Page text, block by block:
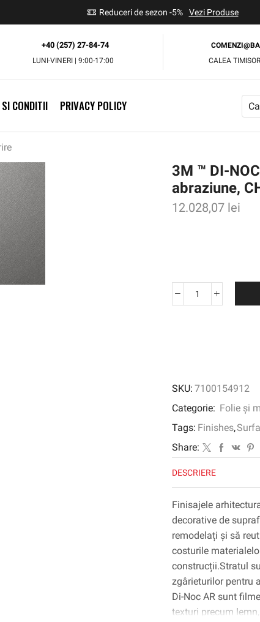
Reduceri de sezon -5% Vezi Produse
+40 (257) 27-84-74
LUNI-VINERI | 9:00-17:00
CALEA
CONDITII PRIVACY POLICY
3M ™ DI-
abraziune,
12.028,07 lei
Cantitate
arhitectural
rezistent
abraziune,
CH-
1628
AR,
1220
mm
m
SKU: 7100154912
Categorie: Folie și
Tags: Finishes,
Share:
DESCRIERE
Finisajele
decorative de
remodelați și să
costurile
construcții.Stratul
zgârieturilor pentru
Di-Noc AR sunt
texturi precum